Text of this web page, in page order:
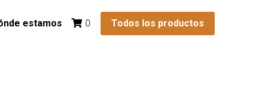
estamos 0 Todos los productos